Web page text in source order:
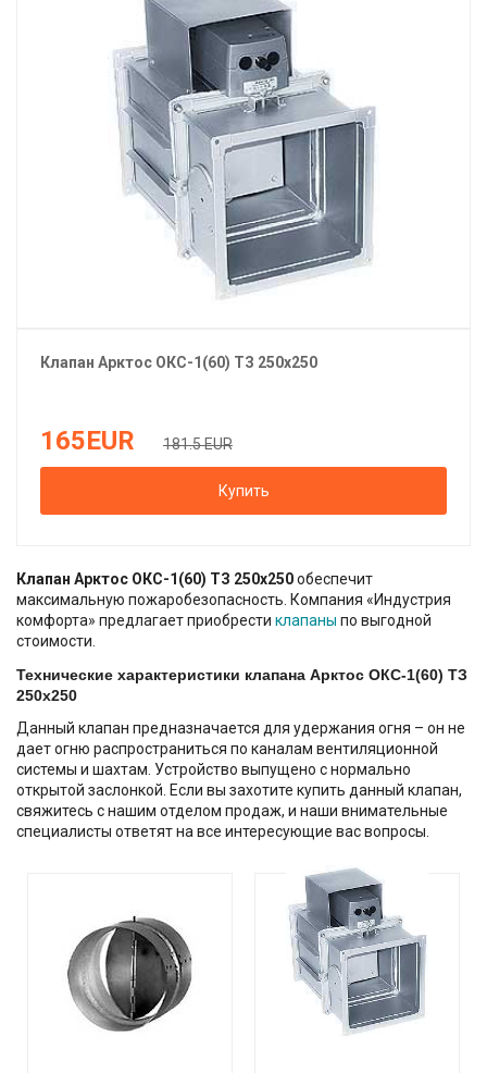
Клапан АрктосОКС-1(60) ТЗ 250х250
165EUR 181.5 EUR
Купить
Клапан Арктос ОКС-1(60) ТЗ 250х250обеспечит
максимальную пожаробезопасность. Компания «Индустрия
комфорта» предлагает приобрести клапаны по выгодной
стоимости.
Технические характеристики клапана Арктос ОКС-1(60) ТЗ
250х250
Данный клапан предназначается для удержания огня – он не
дает огню распространиться по каналам вентиляционной
системы и шахтам. Устройство выпущено с нормально
открытой заслонкой. Если вы захотите купить данный клапан,
свяжитесь с нашим отделом продаж, и наши внимательные
специалисты ответят на все интересующие вас вопросы.